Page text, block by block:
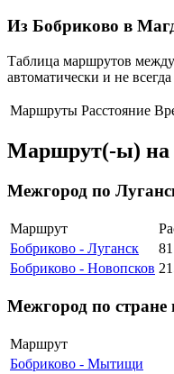
Из Бобриково в
Таблица маршрутов
автоматически и не
Маршруты Расстояние
Маршрут(-ы) на
Межгород по
Маршрут
Бобриково - Луганск
Бобриково - Новопсков
Межгород по стране
Маршрут
Бобриково - Мытищи